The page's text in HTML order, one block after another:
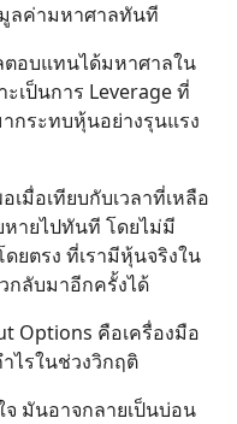
ลค่ามหาศาลทันที
ตอบแทนได้มหาศาลใน
เป็นการ Leverage ที่
กระทบหุ้นอย่างรุนแรง
มื่อเทียบกับเวลาที่เหลือ
หายไปทันที โดยไม่มี
ยตรง ที่เรามีหุ้นจริงใน
กลับมาอีกครั้งได้
Options คือเครื่องมือ
ไรในช่วงวิกฤติ
มันอาจกลายเป็นบ่อน